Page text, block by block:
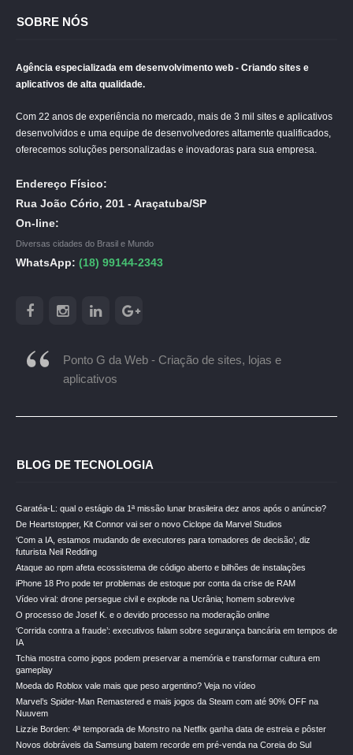
SOBRE NÓS
Agência especializada em desenvolvimento web - Criando sites e
aplicativos de alta qualidade.
Com 22 anos de experiência no mercado, mais de 3 mil sites e aplicativos
desenvolvidos e uma equipe de desenvolvedores altamente qualificados,
oferecemos soluções personalizadas e inovadoras para sua empresa.
Endereço Físico:
Rua João Cório, 201 - Araçatuba/SP
On-line:
Diversas cidades do Brasil e Mundo
WhatsApp: (18) 99144-2343
Ponto G da Web - Criação de sites, lojas e
aplicativos
BLOG DE TECNOLOGIA
Garatéa-L: qual o estágio da 1ª missão lunar brasileira dez anos após o anúncio?
De Heartstopper, Kit Connor vai ser o novo Ciclope da Marvel Studios
‘Com a IA, estamos mudando de executores para tomadores de decisão’, diz
futurista Neil Redding
Ataque ao npm afeta ecossistema de código aberto e bilhões de instalações
iPhone 18 Pro pode ter problemas de estoque por conta da crise de RAM
Vídeo viral: drone persegue civil e explode na Ucrânia; homem sobrevive
O processo de Josef K. e o devido processo na moderação online
‘Corrida contra a fraude’: executivos falam sobre segurança bancária em tempos de
IA
Tchia mostra como jogos podem preservar a memória e transformar cultura em
gameplay
Moeda do Roblox vale mais que peso argentino? Veja no vídeo
Marvel’s Spider-Man Remastered e mais jogos da Steam com até 90% OFF na
Nuuvem
Lizzie Borden: 4ª temporada de Monstro na Netflix ganha data de estreia e pôster
Novos dobráveis da Samsung batem recorde em pré-venda na Coreia do Sul